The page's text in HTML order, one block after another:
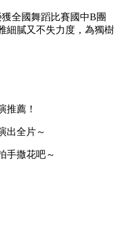
全國舞蹈比賽國中B團
細膩又不失力度，為獨樹
推薦！
出全片～
手撒花吧～